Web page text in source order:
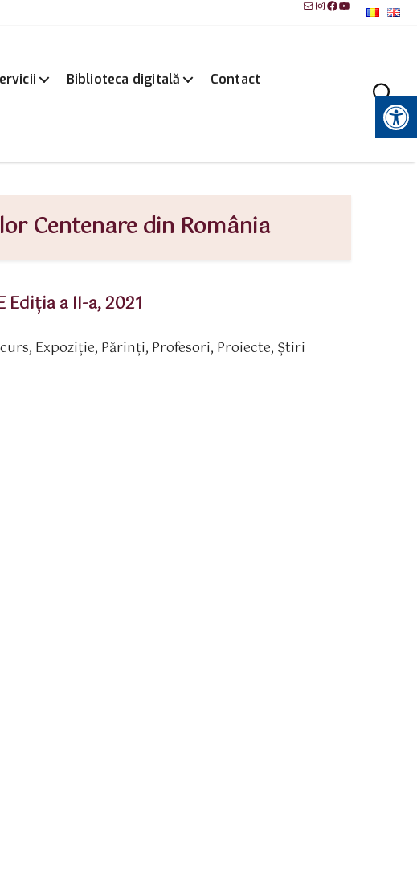
MailInstagram
Facebook
YouTube
Biblioteca digitală
Contact
Instrumente pentru accesibilitate
Centenare din România
Ediția a II-a, 2021
, Expoziție, Părinţi, Profesori, Proiecte, Știri